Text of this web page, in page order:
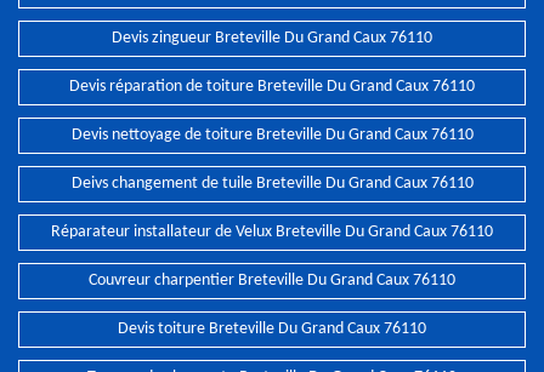
Devis zingueur Breteville Du Grand Caux 76110
Devis réparation de toiture Breteville Du Grand Caux 76110
Devis nettoyage de toiture Breteville Du Grand Caux 76110
Deivs changement de tuile Breteville Du Grand Caux 76110
Réparateur installateur de Velux Breteville Du Grand Caux 76110
Couvreur charpentier Breteville Du Grand Caux 76110
Devis toiture Breteville Du Grand Caux 76110